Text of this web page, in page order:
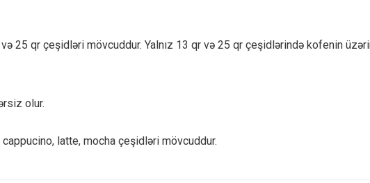
25 qr çeşidləri mövcuddur. Yalnız 13 qr və 25 qr çeşidlərində kofenin
olur.
cappucino, latte, mocha çeşidləri mövcuddur.